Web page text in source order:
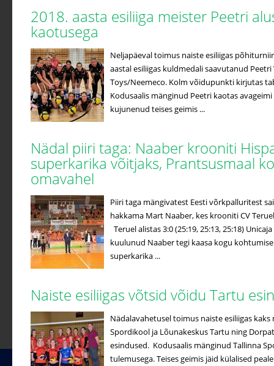
2018. aasta esiliiga meister Peetri
kaotusega
Neljapäeval toimus naiste esiliigas
aastal esiliigas kuldmedali saavutanud
Toys/Neemeco. Kolm võidupunkti kirjutas
Kodusaalis mänginud Peetri kaotas
kujunenud teises geimis ...
Nädal piiri taga: Naaber krooniti
superkarika võitjaks, Prantsusmaal
omavahel
Piiri taga mängivatest Eesti võrkpalluritest
hakkama Mart Naaber, kes krooniti CV
Teruel alistas 3:0 (25:19, 25:13, 25:18)
kuulunud Naaber tegi kaasa kogu
superkarika ...
Naiste esiliigas võtsid võidu Tartu
Nädalavahetusel toimus naiste esiliigas
Spordikool ja Lõunakeskus Tartu ning
esindused. Kodusaalis mänginud Tallinna
tulemusega. Teises geimis jäid külalised